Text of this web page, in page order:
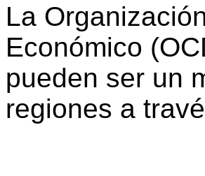
La
Económico
pueden ser un
regiones a